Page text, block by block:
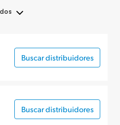
Processors
Buscar distribuidores
Buscar distribuidores